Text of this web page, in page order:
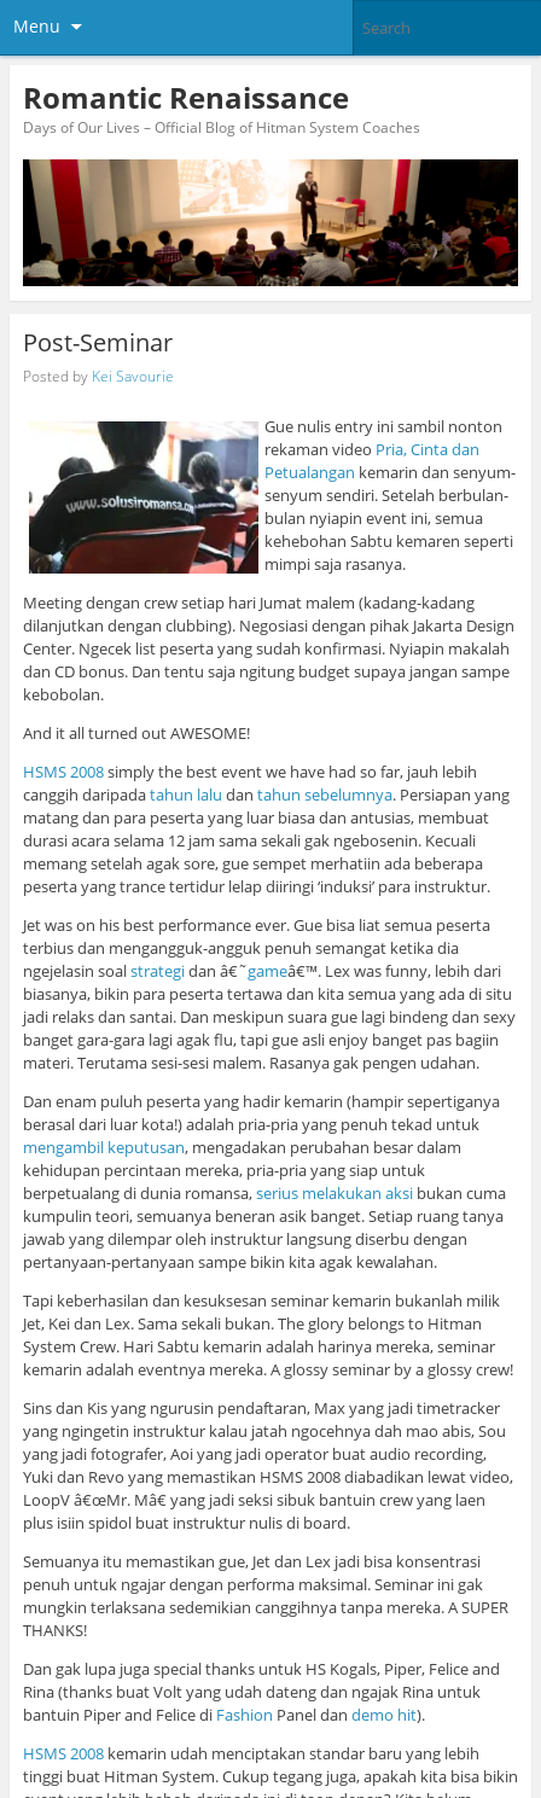
Menu
Romantic Renaissance
Days of Our Lives – Official Blog of Hitman System Coaches
Post-Seminar
Posted by Kei Savourie
Gue nulis entry ini sambil nonton
rekaman video Pria, Cinta dan
Petualangan kemarin dan senyum-
senyum sendiri. Setelah berbulan-
bulan nyiapin event ini, semua
kehebohan Sabtu kemaren seperti
mimpi saja rasanya.
Meeting dengan crew setiap hari Jumat malem (kadang-kadang
dilanjutkan dengan clubbing). Negosiasi dengan pihak Jakarta Design
Center. Ngecek list peserta yang sudah konfirmasi. Nyiapin makalah
dan CD bonus. Dan tentu saja ngitung budget supaya jangan sampe
kebobolan.
And it all turned out AWESOME!
HSMS 2008simply the best event we have had so far, jauh lebih
canggih daripadatahun lalu dan tahun sebelumnya. Persiapan yang
matang dan para peserta yang luar biasa dan antusias, membuat
durasi acara selama 12 jam sama sekali gak ngebosenin. Kecuali
memang setelah agak sore, gue sempet merhatiin ada beberapa
peserta yang trance tertidur lelap diiringi ‘induksi’ para instruktur.
Jet was on his best performance ever. Gue bisa liat semua peserta
terbius dan mengangguk-angguk penuh semangat ketika dia
ngejelasin soalstrategidan â€˜gameâ€™. Lex was funny, lebih dari
biasanya, bikin para peserta tertawa dan kita semua yang ada di situ
jadi relaks dan santai. Dan meskipun suara gue lagi bindeng dan sexy
banget gara-gara lagi agak flu, tapi gue asli enjoy banget pas bagiin
materi. Terutama sesi-sesi malem. Rasanya gak pengen udahan.
Dan enam puluh peserta yang hadir kemarin (hampir sepertiganya
berasal dari luar kota!) adalah pria-pria yang penuh tekad untuk
mengambil keputusan, mengadakan perubahan besar dalam
kehidupan percintaan mereka, pria-pria yang siap untuk
berpetualang di dunia romansa,serius melakukan aksibukan cuma
kumpulin teori, semuanya beneran asik banget. Setiap ruang tanya
jawab yang dilempar oleh instruktur langsung diserbu dengan
pertanyaan-pertanyaan sampe bikin kita agak kewalahan.
Tapi keberhasilan dan kesuksesan seminar kemarin bukanlah milik
Jet, Kei dan Lex. Sama sekali bukan. The glory belongs to Hitman
System Crew. Hari Sabtu kemarin adalah harinya mereka, seminar
kemarin adalah eventnya mereka. A glossy seminar by a glossy crew!
Sins dan Kis yang ngurusin pendaftaran, Max yang jadi timetracker
yang ngingetin instruktur kalau jatah ngocehnya dah mao abis, Sou
yang jadi fotografer, Aoi yang jadi operator buat audio recording,
Yuki dan Revo yang memastikan HSMS 2008 diabadikan lewat video,
LoopV â€œMr. Mâ€ yang jadi seksi sibuk bantuin crew yang laen
plus isiin spidol buat instruktur nulis di board.
Semuanya itu memastikan gue, Jet dan Lex jadi bisa konsentrasi
penuh untuk ngajar dengan performa maksimal. Seminar ini gak
mungkin terlaksana sedemikian canggihnya tanpa mereka. A SUPER
THANKS!
Dan gak lupa juga special thanks untuk HS Kogals, Piper, Felice and
Rina (thanks buat Volt yang udah dateng dan ngajak Rina untuk
bantuin Piper and Felice di Fashion Panel dan demo hit).
HSMS 2008kemarin udah menciptakan standar baru yang lebih
tinggi buat Hitman System. Cukup tegang juga, apakah kita bisa bikin